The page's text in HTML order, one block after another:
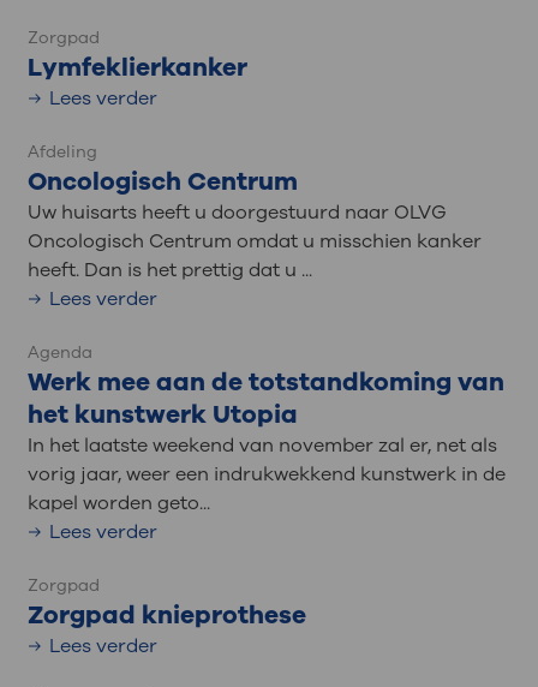
Zorgpad
Lymfeklierkanker
Lees verder
Afdeling
Oncologisch Centrum
Uw huisarts heeft u doorgestuurd naar OLVG
Oncologisch Centrum omdat u misschien kanker
heeft. Dan is het prettig dat u ...
Lees verder
Agenda
Werk mee aan de totstandkoming van
het kunstwerk Utopia
In het laatste weekend van november zal er, net als
vorig jaar, weer een indrukwekkend kunstwerk in de
kapel worden geto...
Lees verder
Zorgpad
Zorgpad knieprothese
Lees verder